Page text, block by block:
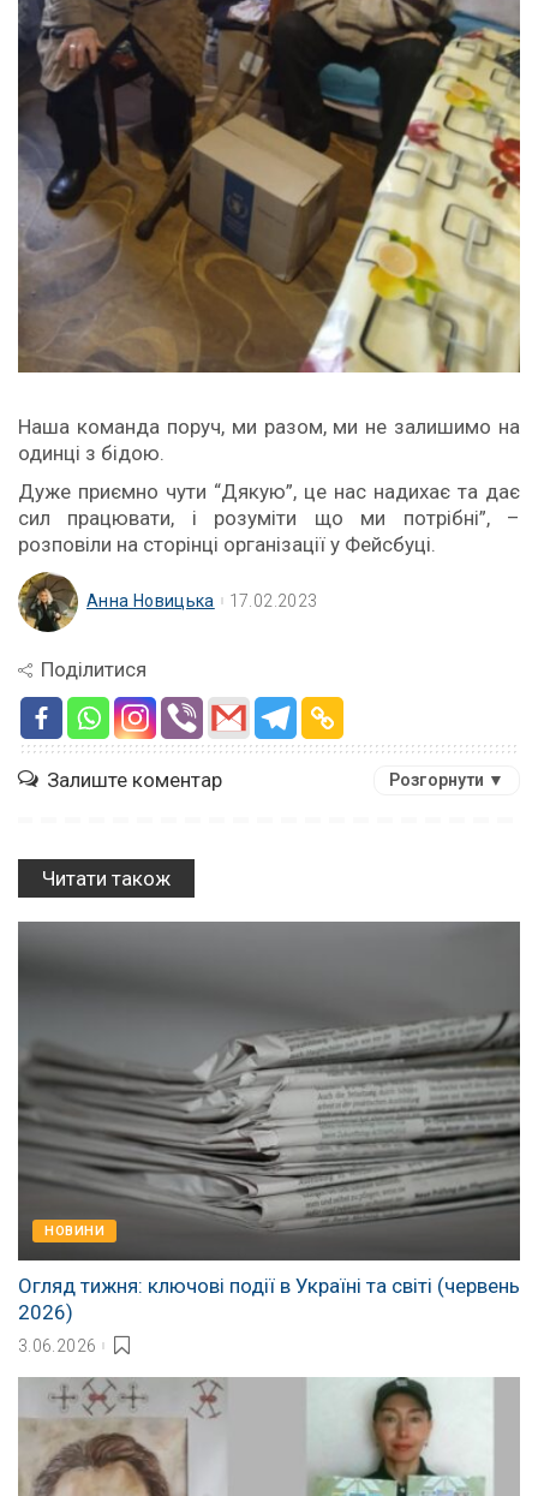
Наша команда поруч, ми разом, ми не залишимо на
одинці з бідою.
Дуже приємно чути “Дякую”, це нас надихає та дає
сил працювати, і розуміти що ми потрібні”, –
розповіли на сторінці організації у Фейсбуці.
Анна Новицька 17.02.2023
Поділитися
Залиште коментар Розгорнути ▼
Читати також
НОВИНИ
Огляд тижня: ключові події в Україні та світі (червень
2026)
3.06.2026